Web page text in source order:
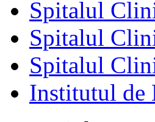
Spitalul
Spitalul
Spitalul
Institutul de